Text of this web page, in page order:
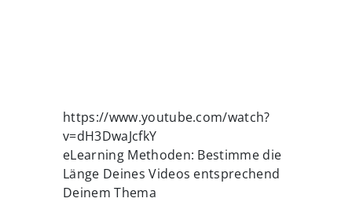
https://www.youtube.com/watch?
v=dH3DwaJcfkY
eLearning Methoden: Bestimme die
Länge Deines Videos entsprechend
Deinem Thema